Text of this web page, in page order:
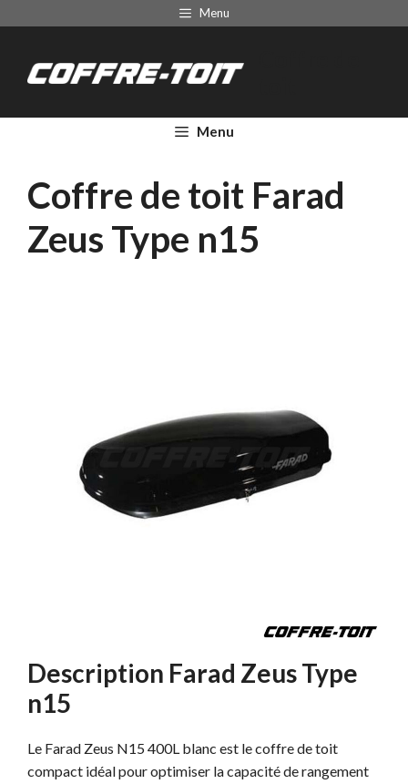
Menu
Menu
Coffre de toit Farad
Zeus Type n15
Description Farad Zeus Type
n15
Le Farad Zeus N15 400L blanc est le coffre de toit
compact idéal pour optimiser la capacité de rangement